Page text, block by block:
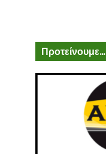
Προτείνουμε...